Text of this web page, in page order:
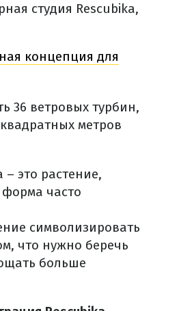
студия Rescubika,
концепция для
36 ветровых турбин,
метров
это растение,
часто
символизировать
что нужно беречь
больше